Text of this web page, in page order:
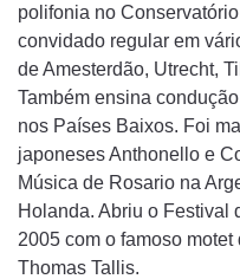
polifonia no
convidado regular em
de Amesterdão, Utrecht,
Também ensina
nos Países Baixos. Foi
japoneses Anthonello e
Música de Rosario na
Holanda. Abriu o Festival
2005 com o famoso
Thomas Tallis.